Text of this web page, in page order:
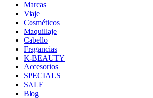
Marcas
Viaje
Cosméticos
Maquillaje
Cabello
Fragancias
K-BEAUTY
Accesorios
SPECIALS
SALE
Blog